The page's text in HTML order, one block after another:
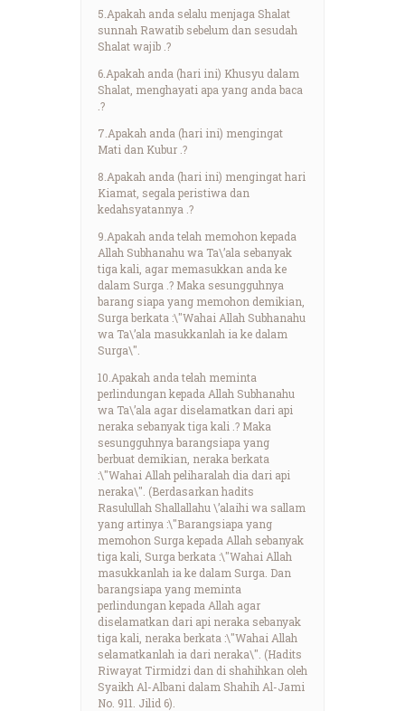
5.Apakah anda selalu menjaga Shalat
sunnah Rawatib sebelum dan sesudah
Shalat wajib .?
6.Apakah anda (hari ini) Khusyu dalam
Shalat, menghayati apa yang anda baca
.?
7.Apakah anda (hari ini) mengingat
Mati dan Kubur .?
8.Apakah anda (hari ini) mengingat hari
Kiamat, segala peristiwa dan
kedahsyatannya .?
9.Apakah anda telah memohon kepada
Allah Subhanahu wa Ta\’ala sebanyak
tiga kali, agar memasukkan anda ke
dalam Surga .? Maka sesungguhnya
barang siapa yang memohon demikian,
Surga berkata :\"Wahai Allah Subhanahu
wa Ta\’ala masukkanlah ia ke dalam
Surga\".
10.Apakah anda telah meminta
perlindungan kepada Allah Subhanahu
wa Ta\’ala agar diselamatkan dari api
neraka sebanyak tiga kali .? Maka
sesungguhnya barangsiapa yang
berbuat demikian, neraka berkata
:\"Wahai Allah peliharalah dia dari api
neraka\". (Berdasarkan hadits
Rasulullah Shallallahu \’alaihi wa sallam
yang artinya :\"Barangsiapa yang
memohon Surga kepada Allah sebanyak
tiga kali, Surga berkata :\"Wahai Allah
masukkanlah ia ke dalam Surga. Dan
barangsiapa yang meminta
perlindungan kepada Allah agar
diselamatkan dari api neraka sebanyak
tiga kali, neraka berkata :\"Wahai Allah
selamatkanlah ia dari neraka\". (Hadits
Riwayat Tirmidzi dan di shahihkan oleh
Syaikh Al-Albani dalam Shahih Al-Jami
No. 911. Jilid 6).